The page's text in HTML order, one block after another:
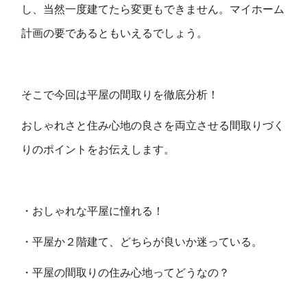
し、当然一度建てたら変更もできません。マイホーム
計画の要であるともいえるでしょう。
そこで今回は平屋の間取りを徹底分析！
おしゃれさと住み心地の良さを両立させる間取りづく
りのポイントをお伝えします。
・おしゃれな平屋に憧れる！
・平屋か２階建て、どちらが良いか迷っている。
・平屋の間取りの住み心地ってどうなの？